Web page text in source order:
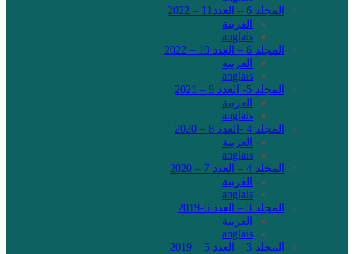
المجلد 6 – العدد11 – 2022
العربية
anglais
المجلد 6 – العدد 10 – 2022
العربية
anglais
المجلد 5- العدد 9 – 2021
العربية
anglais
المجلد 4 -العدد 8 – 2020
العربية
anglais
المجلد 4 – العدد 7 – 2020
العربية
anglais
المجلد 3 – العدد 6-2019
العربية
anglais
المجلد 3 – العدد 5 – 2019